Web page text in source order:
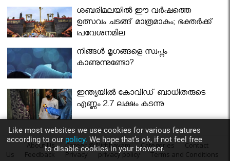
ശബരിമലയില്‍ ഈ വർഷത്തെ
ഉത്സവം ചടങ്ങ് മാത്രമാകും; ഭക്തർക്ക്
പ്രവേശനമില്ല
നിങ്ങള്‍ മൃഗങ്ങളെ സ്വപ്നം
കാണുന്നുണ്ടോ?
ഇന്ത്യയിൽ കോവിഡ് ബാധിതരുടെ
എണ്ണം 2.7 ലക്ഷം കടന്നു
About Us Career @ Nirbhayam Categories
Contact
Us
Feedback Privacy privacy policy Terms and Conditions
Like most websites we use cookies for various features
according to our policy. We hope that’s ok, if not feel free
to disable cookies in your browser.